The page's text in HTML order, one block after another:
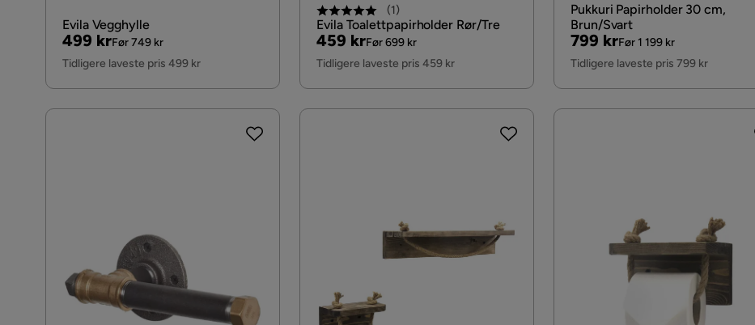
Evila Vegghylle
Pris
499 kr
Original
Pris
Før 749 kr
Tidligere laveste pris 499 kr
(1)
Evila Toalettpapirholder Rør/Tre
Pris
459 kr
Original
Pris
Før 699 kr
Tidligere laveste pris 459 kr
Pukkuri Papirholder 30 cm,
Brun/Svart
Pris
799 kr
Original
Pris
Før 1 199 kr
Tidligere laveste pris 799 kr